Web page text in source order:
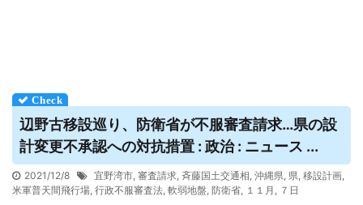
辺野古移設巡り、防衛省が不服審査請求…県の設
計変更不承認への対抗措置 : 政治 : ニュース ...
2021/12/8 宜野湾市, 審査請求, 斉藤国土交通相, 沖縄県, 県, 移設計画,
米軍普天間飛行場, 行政不服審査法, 軟弱地盤, 防衛省, １１月 , ７日